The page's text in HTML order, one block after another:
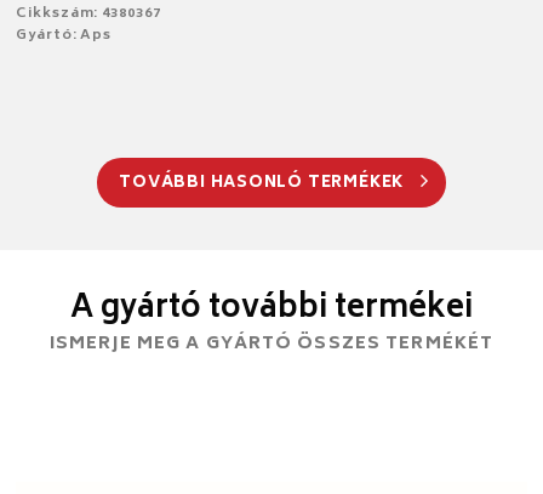
Cikkszám: 4380367
Gyártó: Aps
TOVÁBBI HASONLÓ TERMÉKEK
A gyártó további termékei
ISMERJE MEG A GYÁRTÓ ÖSSZES TERMÉKÉT